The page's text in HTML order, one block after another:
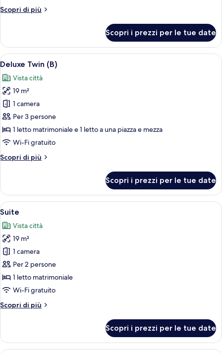
Scopri di più
Altri
Double
Scopri i prezzi per le tue date
Apri
tutte
le
foto
per
Deluxe
Twin
(B)
Una camera d'albergo moderna con
10
Deluxe Twin (B)
Vista città
19 m²
1 camera
Per 3 persone
1 letto matrimoniale e 1 letto a una piazza e mezza
Wi-Fi gratuito
Scopri di più
Altri
Twin
(B)
Scopri i prezzi per le tue date
Apri
tutte
le
foto
per
Suite
Una camera d'albergo moderna con
9
Suite
Vista città
19 m²
1 camera
Per 2 persone
1 letto matrimoniale
Wi-Fi gratuito
Scopri di più
Altri
Scopri i prezzi per le tue date